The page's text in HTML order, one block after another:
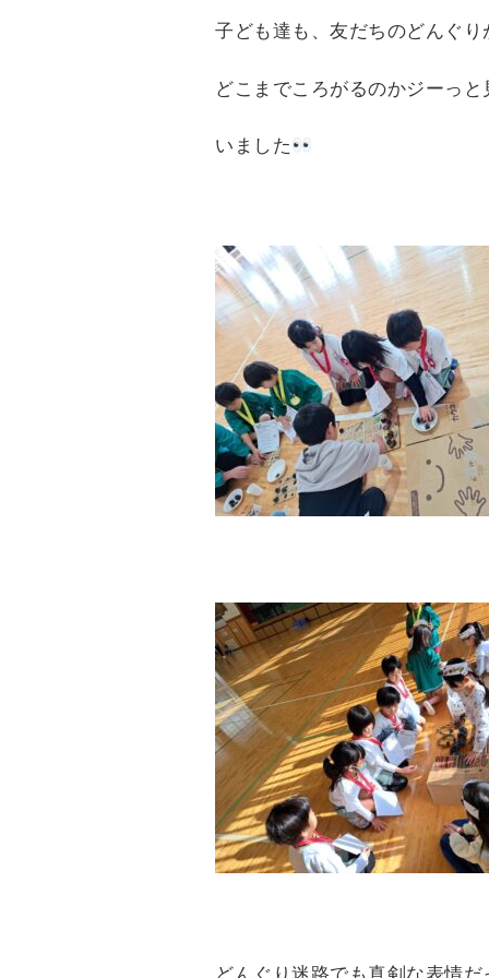
子ども達も、友だちのどんぐり
どこまでころがるのかジーっと
いました
どんぐり迷路でも真剣な表情だ